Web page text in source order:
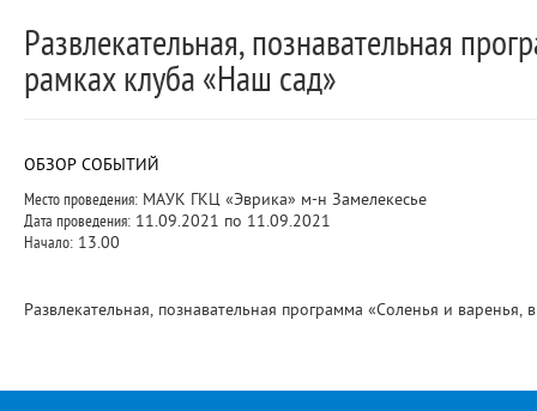
Развлекательная, познавательная
рамках клуба «Наш сад»
ОБЗОР СОБЫТИЙ
Место проведения: МАУК ГКЦ «Эврика» м-н Замелекесье
Дата проведения: 11.09.2021 по 11.09.2021
Начало: 13.00
Развлекательная, познавательная программа «Соленья и